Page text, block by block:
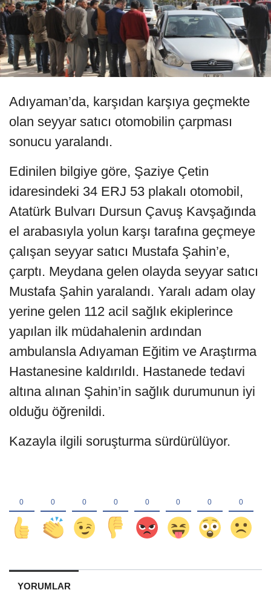
Adıyaman’da, karşıdan karşıya geçmekte
olan seyyar satıcı otomobilin çarpması
sonucu yaralandı.
Edinilen bilgiye göre, Şaziye Çetin
idaresindeki 34 ERJ 53 plakalı otomobil,
Atatürk Bulvarı Dursun Çavuş Kavşağında
el arabasıyla yolun karşı tarafına geçmeye
çalışan seyyar satıcı Mustafa Şahin’e,
çarptı. Meydana gelen olayda seyyar satıcı
Mustafa Şahin yaralandı. Yaralı adam olay
yerine gelen 112 acil sağlık ekiplerince
yapılan ilk müdahalenin ardından
ambulansla Adıyaman Eğitim ve Araştırma
Hastanesine kaldırıldı. Hastanede tedavi
altına alınan Şahin’in sağlık durumunun iyi
olduğu öğrenildi.
Kazayla ilgili soruşturma sürdürülüyor.
YORUMLAR